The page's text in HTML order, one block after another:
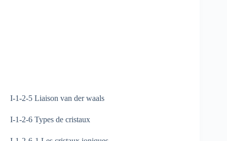
I-1-2-5 Liaison van der waals
I-1-2-6 Types de cristaux